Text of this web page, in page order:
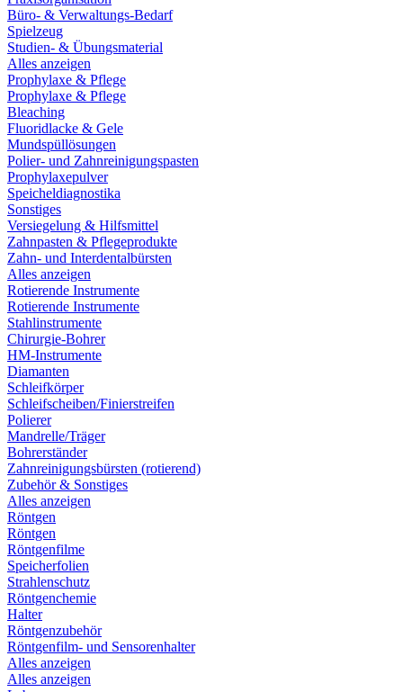
Büro- & Verwaltungs-Bedarf
Spielzeug
Studien- & Übungsmaterial
Alles anzeigen
Prophylaxe & Pflege
Prophylaxe & Pflege
Bleaching
Fluoridlacke & Gele
Mundspüllösungen
Polier- und Zahnreinigungspasten
Prophylaxepulver
Speicheldiagnostika
Sonstiges
Versiegelung & Hilfsmittel
Zahnpasten & Pflegeprodukte
Zahn- und Interdentalbürsten
Alles anzeigen
Rotierende Instrumente
Rotierende Instrumente
Stahlinstrumente
Chirurgie-Bohrer
HM-Instrumente
Diamanten
Schleifkörper
Schleifscheiben/Finierstreifen
Polierer
Mandrelle/Träger
Bohrerständer
Zahnreinigungsbürsten (rotierend)
Zubehör & Sonstiges
Alles anzeigen
Röntgen
Röntgen
Röntgenfilme
Speicherfolien
Strahlenschutz
Röntgenchemie
Halter
Röntgenzubehör
Röntgenfilm- und Sensorenhalter
Alles anzeigen
Alles anzeigen